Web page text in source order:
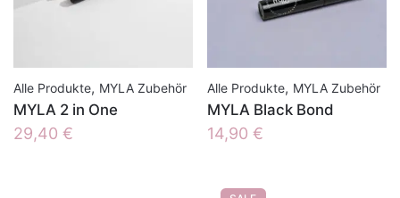
Alle Produkte, MYLA Zubehör
MYLA 2 in One
29,40 €
Alle Produkte, MYLA Zubehör
MYLA Black Bond
14,90 €